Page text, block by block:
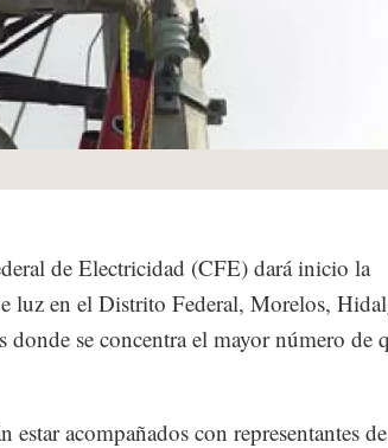
de Electricidad (CFE) dará inicio la
luz en el Distrito Federal, Morelos,
donde se concentra el mayor número de
estar acompañados con representantes